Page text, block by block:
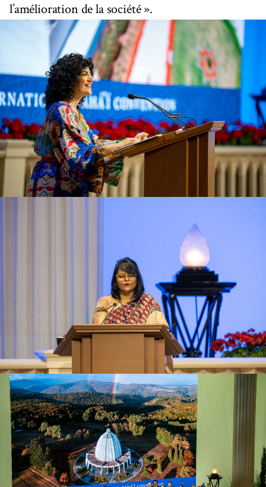
l’amélioration de la société ».